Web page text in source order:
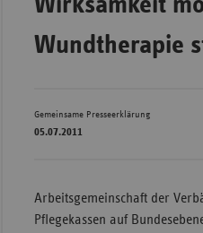
Wundtherapie
Gemeinsame Presseerklärung
05.07.2011
Arbeitsgemeinschaft der
Pflegekassen auf